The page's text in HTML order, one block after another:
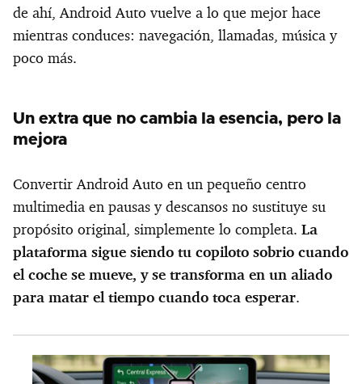
de ahí, Android Auto vuelve a lo que mejor hace
mientras conduces: navegación, llamadas, música y
poco más.
Un extra que no cambia la esencia, pero la
mejora
Convertir Android Auto en un pequeño centro
multimedia en pausas y descansos no sustituye su
propósito original, simplemente lo completa. La
plataforma sigue siendo tu copiloto sobrio cuando
el coche se mueve, y se transforma en un aliado
para matar el tiempo cuando toca esperar.